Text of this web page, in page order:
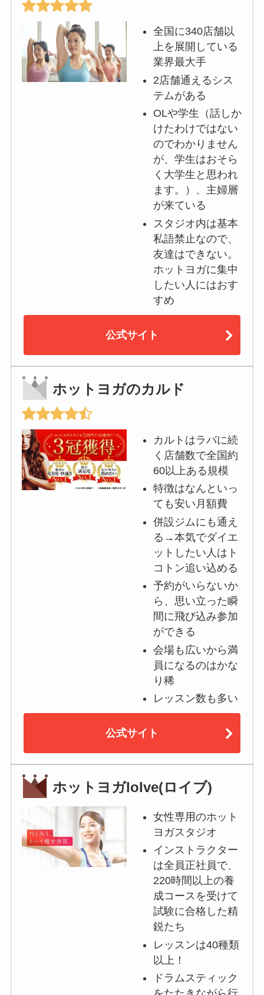
全国に340店舗以
上を展開している
業界最大手
2店舗通えるシス
テムがある
OLや学生（話しか
けたわけではない
のでわかりません
が、学生はおそら
く大学生と思われ
ます。）、主婦層
が来ている
スタジオ内は基本
私語禁止なので、
友達はできない。
ホットヨガに集中
したい人にはおす
すめ
公式サイト
ホットヨガのカルド
カルトはラバに続
く店舗数で全国約
60以上ある規模
特徴はなんといっ
ても安い月額費
併設ジムにも通え
る→本気でダイエ
ットしたい人はト
コトン追い込める
予約がいらないか
ら、思い立った瞬
間に飛び込み参加
ができる
会場も広いから満
員になるのはかな
り稀
レッスン数も多い
公式サイト
ホットヨガloIve(ロイブ)
女性専用のホット
ヨガスタジオ
インストラクター
は全員正社員で、
220時間以上の養
成コースを受けて
試験に合格した精
鋭たち
レッスンは40種類
以上！
ドラムスティック